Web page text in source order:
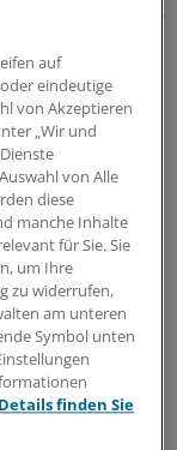
konfokale In-
Fragen aus der
für
Asien. Und
auf
eindeutige
von Akzeptieren
„Wir und
von Alle
diese
manche Inhalte
für Sie. Sie
um Ihre
zu widerrufen,
am unteren
Symbol unten
Details finden Sie